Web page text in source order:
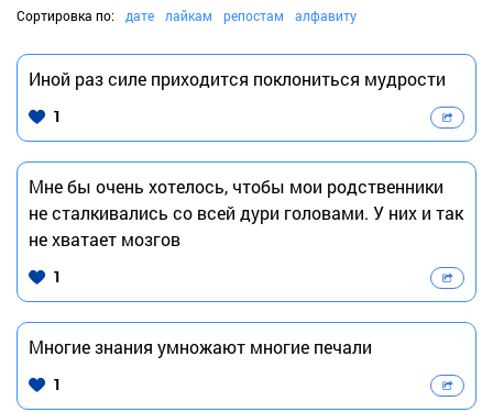
Сортировка по: дате лайкам репостам алфавиту
Иной раз силе приходится поклониться мудрости
1
Мне бы очень хотелось, чтобы мои родственники
не сталкивались со всей дури головами. У них и так
не хватает мозгов
1
Многие знания умножают многие печали
1